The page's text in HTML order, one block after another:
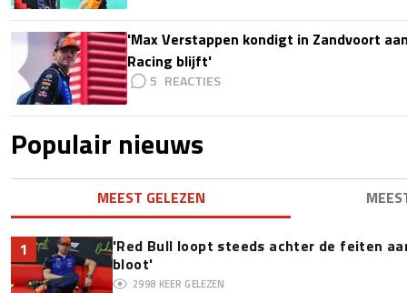
'Max Verstappen kondigt in Zandvoort
Racing blijft'
5
Populair nieuws
MEEST GELEZEN
1
'Red Bull loopt steeds achter de feiten
bloot'
2998 KEER GELEZEN